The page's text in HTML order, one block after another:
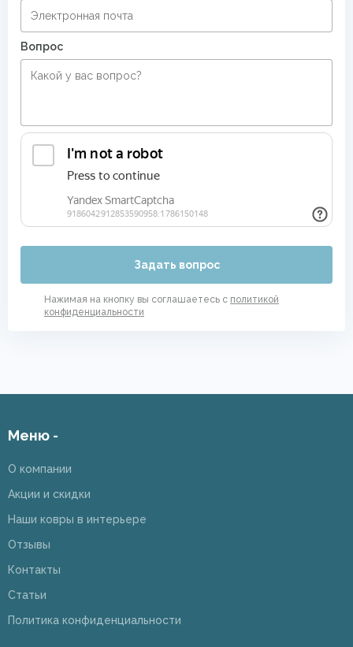
Ковровые дорожки шириной 80 см
Современные ковры в спальню Дорожки в прихожую
Яркие ковры
Вопрос
Задать вопрос
Нажимая на кнопку вы соглашаетесь с политикой
конфиденциальности
Меню -
О компании
Акции и скидки
Наши ковры в интерьере
Отзывы
Контакты
Статьи
Политика конфиденциальности